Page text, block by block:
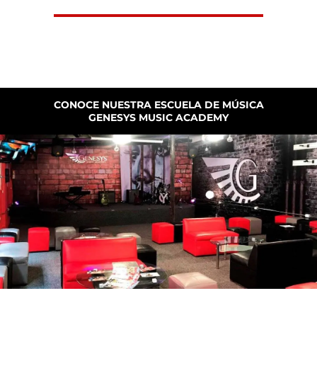
CONOCE NUESTRA ESCUELA DE MÚSICA
GENESYS MUSIC ACADEMY